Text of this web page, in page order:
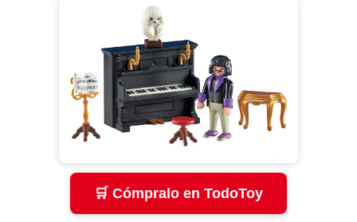
🛒 Cómpralo en TodoToy